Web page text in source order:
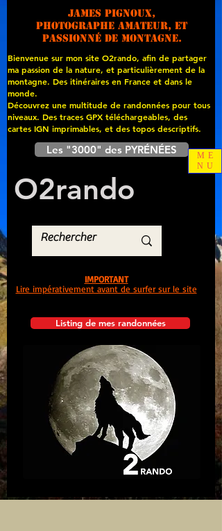
James PIGNOUX,
photographe amateur, et
passionné de montagne.
Bienvenue sur mon site O2rando, afin de partager
ma passion de la nature, et particulièrement de la
montagne. Des itinéraires en France et dans le
monde.
Découvrez une multitude de randonnées pour tous
niveaux. Des traces GPX téléchargeables, des
cartes IGN imprimables, et des topos descriptifs.
Les "3000" des PYRÉNÉES
O2rando
Listing de mes randonnées
IMPORTANT
Lire impérativement avant de surfer sur le site
ME
NU